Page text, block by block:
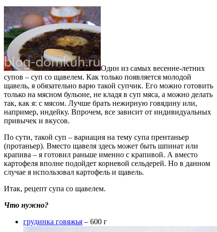
Один из самых весенне-летних
супов – суп со щавелем. Как только появляется молодой
щавель, я обязательно варю такой супчик. Его можно готовить
только на мясном бульоне, не кладя в суп мяса, а можно делать
так, как я: с мясом. Лучше брать нежирную говядину или,
например, индейку. Впрочем, все зависит от индивидуальных
привычек и вкусов.
По сути, такой суп – вариация на тему супа прентаньер
(протаньер). Вместо щавеля здесь может быть шпинат или
крапива – я готовил раньше именно с крапивой. А вместо
картофеля вполне подойдет корневой сельдерей. Но в данном
случае я использовал картофель и щавель.
Итак, рецепт супа со щавелем.
Что нужно?
грудинка говяжья – 600 г